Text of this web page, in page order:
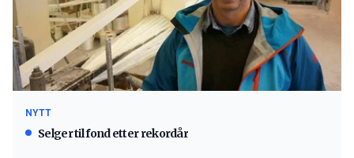
NYTT
Selger til fond etter rekordår